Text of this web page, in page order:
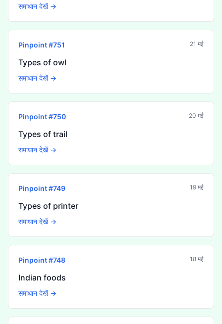
समाधान देखें →
Pinpoint #751 21 मई
Types of owl
समाधान देखें →
Pinpoint #750 20 मई
Types of trail
समाधान देखें →
Pinpoint #749 19 मई
Types of printer
समाधान देखें →
Pinpoint #748 18 मई
Indian foods
समाधान देखें →